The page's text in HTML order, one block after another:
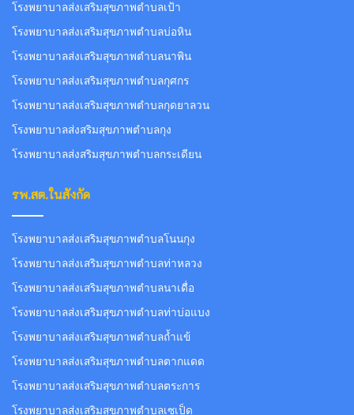
โรงพยาบาลส่งเสริมสุขภาพตำบลเป้า
โรงพยาบาลส่งเสริมสุขภาพตำบลบ่อหิน
โรงพยาบาลส่งเสริมสุขภาพตำบลนาพิน
โรงพยาบาลส่งเสริมสุขภาพตำบลกุศกร
โรงพยาบาลส่งเสริมสุขภาพตำบลกุดยาลวน
โรงพยาบาลส่งสริมสุขภาพตำบลกุง
โรงพยาบาลส่งสริมสุขภาพตำบลกระเดียน
รพ.สต.ในสังกัด
โรงพยาบาลส่งเสริมสุขภาพตำบลโนนกุง
โรงพยาบาลส่งเสริมสุขภาพตำบลท่าหลวง
โรงพยาบาลส่งเสริมสุขภาพตำบลนาเดื่อ
โรงพยาบาลส่งเสริมสุขภาพตำบลท่าบ่อแบง
โรงพยาบาลส่งเสริมสุขภาพตำบลถ้ำแข้
โรงพยาบาลส่งเสริมสุขภาพตำบลตากแดด
โรงพยาบาลส่งเสริมสุขภาพตำบลตระการ
โรงพยาบาลส่งเสริมสุขภาพตำบลเซเป็ด